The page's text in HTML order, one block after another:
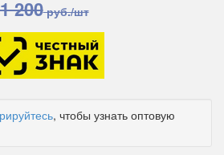
1 200руб./шт
, чтобы узнать оптовую